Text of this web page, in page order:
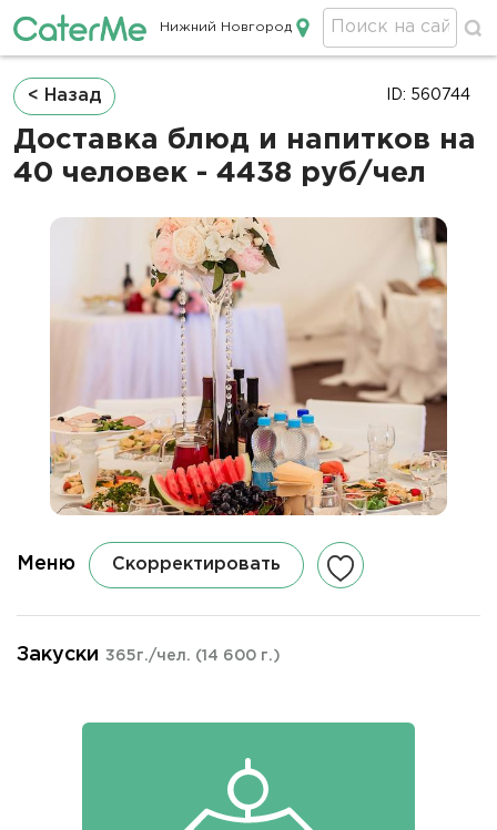
Кейтеринг в Нижнем Новгороде
Нижний Новгород
Строка
навигации
< Назад
Доставка блюд и напитков на
40 человек - 4438 руб/чел
ID: 560744
Меню Скорректировать
Закуски 365г./чел. (14 600 г.)